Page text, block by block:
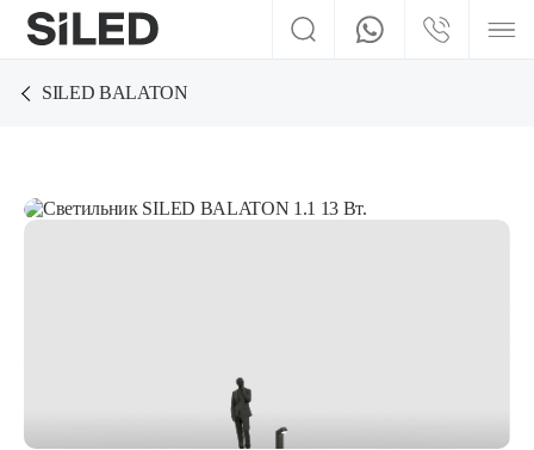
SILED BALATON